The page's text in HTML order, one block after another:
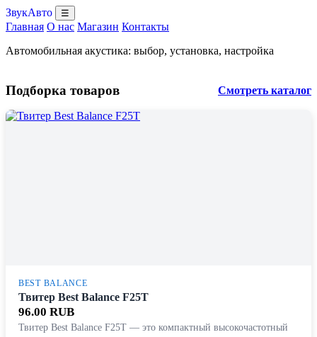
ЗвукАвто ☰
Главная О нас Магазин Контакты
Автомобильная акустика: выбор, установка, настройка
Подборка товаров Смотреть каталог
BEST BALANCE
Твитер Best Balance F25T
96.00 RUB
Твитер Best Balance F25T — это компактный высокочастотный